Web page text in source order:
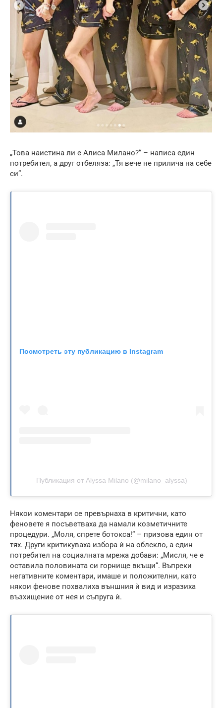
„Това наистина ли е Алиса Милано?“ – написа един
потребител, а друг отбеляза: „Тя вече не прилича на себе
си“.
Посмотреть эту публикацию в Instagram
Публикация от Alyssa Milano (@milano_alyssa)
Някои коментари се превърнаха в критични, като
феновете я посъветваха да намали козметичните
процедури. „Моля, спрете ботокса!“ – призова един от
тях. Други критикуваха избора ѝ на облекло, а един
потребител на социалната мрежа добави: „Мисля, че е
оставила половината си горнище вкъщи“. Въпреки
негативните коментари, имаше и положителни, като
някои фенове похвалиха външния ѝ вид и изразиха
възхищение от нея и съпруга ѝ.